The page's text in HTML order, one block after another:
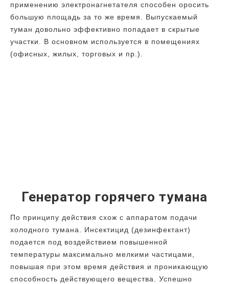
применению электронагнетателя способен оросить
большую площадь за то же время. Выпускаемый
туман довольно эффективно попадает в скрытые
участки. В основном используется в помещениях
(офисных, жилых, торговых и пр.).
Генератор горячего тумана
По принципу действия схож с аппаратом подачи
холодного тумана. Инсектицид (дезинфектант)
подается под воздействием повышенной
температуры максимально мелкими частицами,
повышая при этом время действия и проникающую
способность действующего вещества. Успешно